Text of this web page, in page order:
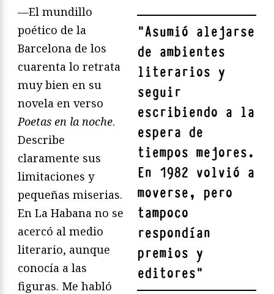
"Asumió alejarse
de ambientes
literarios y
seguir
escribiendo a la
espera de
tiempos mejores.
En 1982 volvió a
moverse, pero
tampoco
respondían
premios y
editores"
—El mundillo
poético de la
Barcelona de los
cuarenta lo retrata
muy bien en su
novela en verso
Poetas en la noche.
Describe
claramente sus
limitaciones y
pequeñas miserias.
En La Habana no se
acercó al medio
literario, aunque
conocía a las
figuras. Me habló